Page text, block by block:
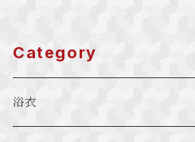
Category
浴衣